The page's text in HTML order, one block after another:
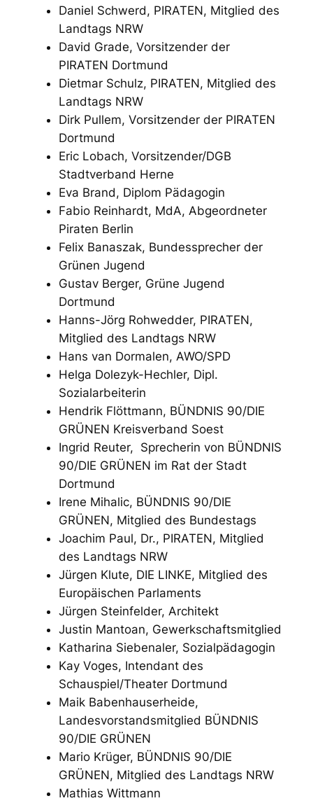
Daniel Schwerd, PIRATEN, Mitglied des
Landtags NRW
David Grade, Vorsitzender der
PIRATEN Dortmund
Dietmar Schulz, PIRATEN, Mitglied des
Landtags NRW
Dirk Pullem, Vorsitzender der PIRATEN
Dortmund
Eric Lobach, Vorsitzender/DGB
Stadtverband Herne
Eva Brand, Diplom Pädagogin
Fabio Reinhardt, MdA, Abgeordneter
Piraten Berlin
Felix Banaszak, Bundessprecher der
Grünen Jugend
Gustav Berger, Grüne Jugend
Dortmund
Hanns-Jörg Rohwedder, PIRATEN,
Mitglied des Landtags NRW
Hans van Dormalen, AWO/SPD
Helga Dolezyk-Hechler, Dipl.
Sozialarbeiterin
Hendrik Flöttmann, BÜNDNIS 90/DIE
GRÜNEN Kreisverband Soest
Ingrid Reuter, Sprecherin von BÜNDNIS
90/DIE GRÜNEN im Rat der Stadt
Dortmund
Irene Mihalic, BÜNDNIS 90/DIE
GRÜNEN, Mitglied des Bundestags
Joachim Paul, Dr., PIRATEN, Mitglied
des Landtags NRW
Jürgen Klute, DIE LINKE, Mitglied des
Europäischen Parlaments
Jürgen Steinfelder, Architekt
Justin Mantoan, Gewerkschaftsmitglied
Katharina Siebenaler, Sozialpädagogin
Kay Voges, Intendant des
Schauspiel/Theater Dortmund
Maik Babenhauserheide,
Landesvorstandsmitglied BÜNDNIS
90/DIE GRÜNEN
Mario Krüger, BÜNDNIS 90/DIE
GRÜNEN, Mitglied des Landtags NRW
Mathias Wittmann